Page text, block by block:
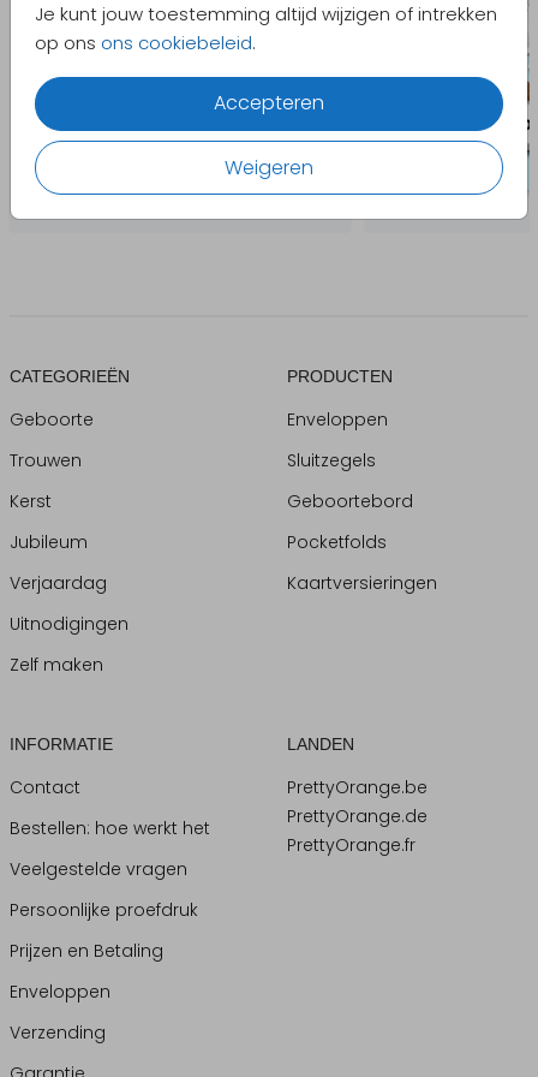
Je kunt jouw toestemming altijd wijzigen of intrekken
op ons ons cookiebeleid.
Accepteren
Weigeren
CATEGORIEËN
Geboorte
Trouwen
Kerst
Jubileum
Verjaardag
Uitnodigingen
Zelf maken
PRODUCTEN
Enveloppen
Sluitzegels
Geboortebord
Pocketfolds
Kaartversieringen
INFORMATIE
Contact
Bestellen: hoe werkt het
Veelgestelde vragen
Persoonlijke proefdruk
Prijzen en Betaling
Enveloppen
Verzending
LANDEN
PrettyOrange.be
PrettyOrange.de
PrettyOrange.fr